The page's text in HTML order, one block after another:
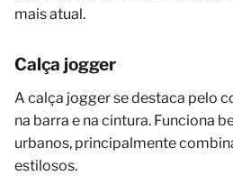
mais atual.
Calça jogger
A calça jogger se destaca pelo
na barra e na cintura. Funciona
urbanos, principalmente
estilosos.